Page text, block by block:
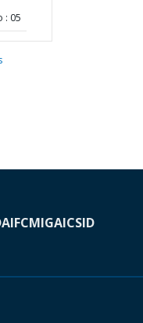
: 05
IFCMIGAICSID